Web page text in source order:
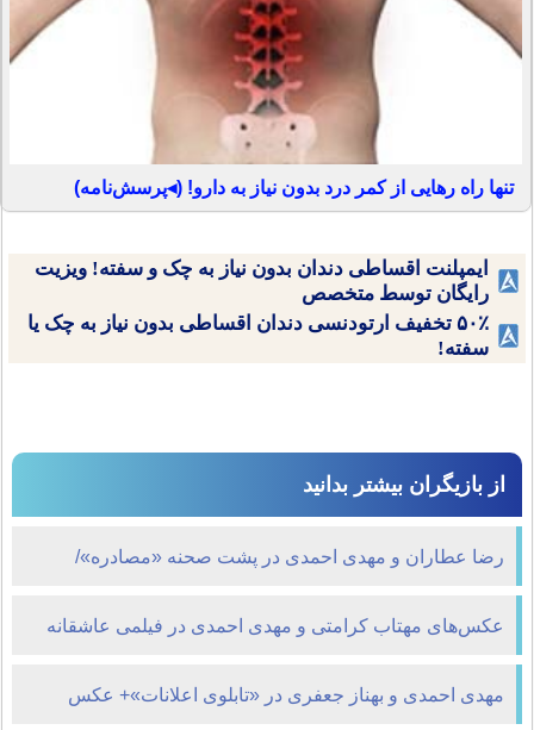
تنها راه رهایی از کمر درد بدون نیاز به دارو! (◂پرسش‌نامه)
ایمپلنت اقساطی دندان بدون نیاز به چک و سفته! ویزیت
رایگان توسط متخصص
۵۰٪ تخفیف ارتودنسی دندان اقساطی بدون نیاز به چک یا
سفته!
از بازیگران بیشتر بدانید
رضا عطاران و مهدی احمدی در پشت صحنه «مصادره»/
عکس‌های‌ مهتاب کرامتی و مهدی احمدی در فیلمی عاشقانه
مهدی احمدی و بهناز جعفری در «تابلوی اعلانات»+ عکس